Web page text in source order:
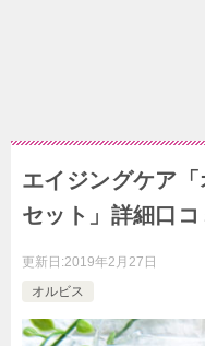
エイジングケア
セット」詳細口コ
更新日:2019年2月27日
オルビス